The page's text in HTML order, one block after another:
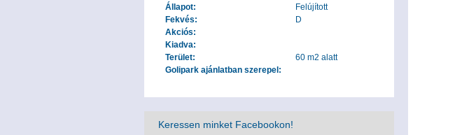
Állapot:
Felújított
Fekvés:
D
Akciós:
Kiadva:
Terület:
60 m2 alatt
Golipark ajánlatban szerepel:
Keressen minket Facebookon!